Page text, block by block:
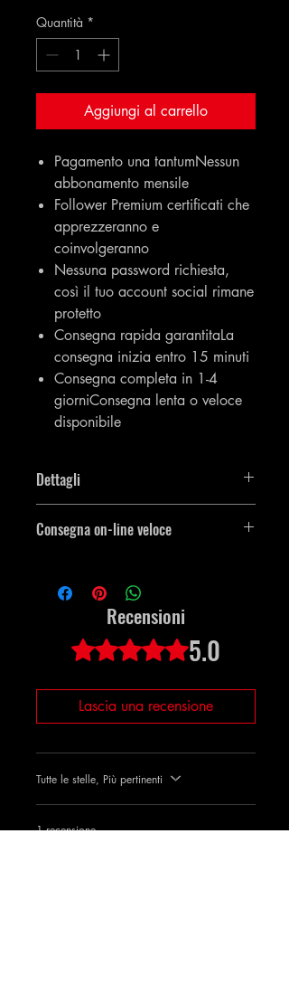
Quantità *
Aggiungi al carrello
Pagamento una tantumNessun
abbonamento mensile
Follower Premium certificati che
apprezzeranno e
coinvolgeranno
Nessuna password richiesta,
così il tuo account social rimane
protetto
Consegna rapida garantitaLa
consegna inizia entro 15 minuti
Consegna completa in 1-4
giorniConsegna lenta o veloce
disponibile
Dettagli
Instagram.
Consegna on-line veloce
possibile e amp; l'ordine verrà
consegnato subito dopo il
completamento.Recensioni
Valutazione 5 stelle su 5.
5.0
Lascia una recensione
Tutte le stelle, Più pertinenti
1 recensione